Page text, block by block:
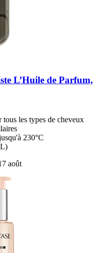
L’Huile de Parfum,
les types de cheveux
230°C
août